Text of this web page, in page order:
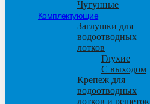
Чугунные
Комплектующие
Заглушки для
водоотводных
лотков
Глухие
С выходом
Крепеж для
водоотводных
лотков и решеток